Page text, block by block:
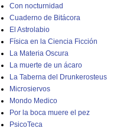
Con nocturnidad
Cuaderno de Bitácora
El Astrolabio
Física en la Ciencia Ficción
La Materia Oscura
La muerte de un ácaro
La Taberna del Drunkerosteus
Microsiervos
Mondo Medico
Por la boca muere el pez
PsicoTeca